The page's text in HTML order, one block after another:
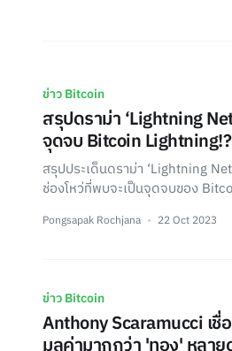
ข่าว Bitcoin
สรุปดราม่า ‘Lightning
จุดจบ Bitcoin Lightning!?
สรุปประเด็นดราม่า ‘Lightning
ช่องโหว่ที่พบจะเป็นจุดจบของ
Pongsapak Rochjana 22 Oct 2023
ข่าว Bitcoin
Anthony Scaramucci เ